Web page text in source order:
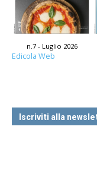
n.7 - Luglio 2026
Edicola Web
Iscriviti alla